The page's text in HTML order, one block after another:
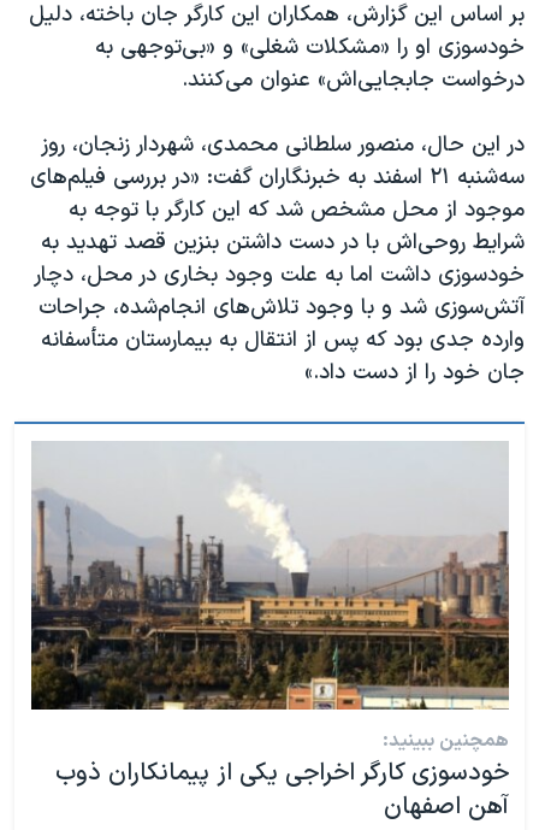
بر اساس این گزارش، همکاران این کارگر جان باخته، دلیل
خودسوزی او را «مشکلات شغلی» و «بی‌توجهی به
درخواست جابجایی‌اش» عنوان می‌کنند.
در این حال، منصور سلطانی محمدی، شهردار زنجان، روز
سه‌شنبه ۲۱ اسفند به خبرنگاران گفت: «در بررسی فیلم‌های
موجود از محل مشخص شد که این کارگر با توجه به
شرایط روحی‌اش با در دست داشتن بنزین قصد تهدید به
خودسوزی داشت اما به علت وجود بخاری در محل، دچار
آتش‌سوزی شد و با وجود تلاش‌های انجام‌شده، جراحات
وارده جدی بود که پس از انتقال به بیمارستان متأسفانه
جان خود را از دست داد.»
همچنین ببینید:
خودسوزی کارگر اخراجی یکی از پیمانکاران ذوب
آهن اصفهان